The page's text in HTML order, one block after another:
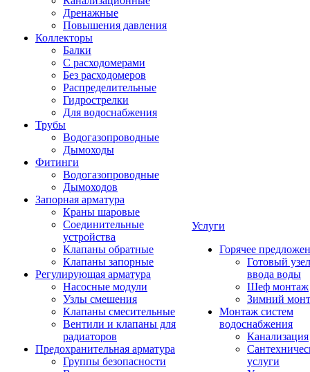
Дренажные
Повышения давления
Коллекторы
Балки
С расходомерами
Без расходомеров
Распределительные
Гидрострелки
Для водоснабжения
Трубы
Водогазопроводные
Дымоходы
Фитинги
Водогазопроводные
Дымоходов
Запорная арматура
Краны шаровые
Соединительные
устройства
Клапаны обратные
Клапаны запорные
Регулирующая арматура
Насосные модули
Узлы смешения
Клапаны смесительные
Вентили и клапаны для
радиаторов
Предохранительная арматура
Группы безопасности
Услуги
Горячее
Готовый узел
ввода воды
Шеф монтаж
Зимний
Монтаж систем
водоснабжения
Канализация
услуги